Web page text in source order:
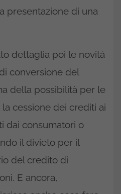
presentazione di una
dettaglia poi le novità
conversione del
della possibilità per le
cessione dei crediti ai
dai consumatori o
il divieto per il
del credito di
E ancora,